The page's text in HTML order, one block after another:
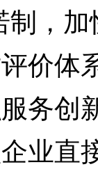
制，
价体
务创
业直